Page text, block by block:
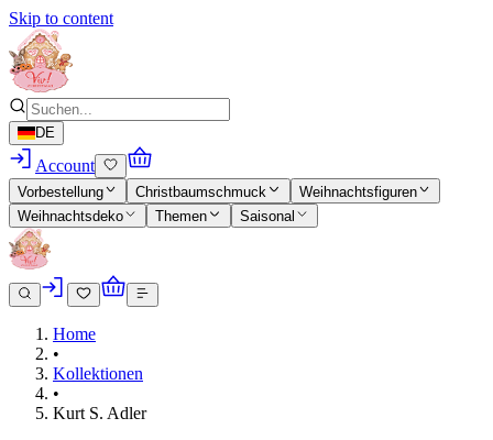
Skip to content
DE
Account
Vorbestellung Christbaumschmuck
Weihnachtsfiguren
Weihnachtsdeko
Themen Saisonal
Home
•
Kollektionen
•
Kurt S. Adler